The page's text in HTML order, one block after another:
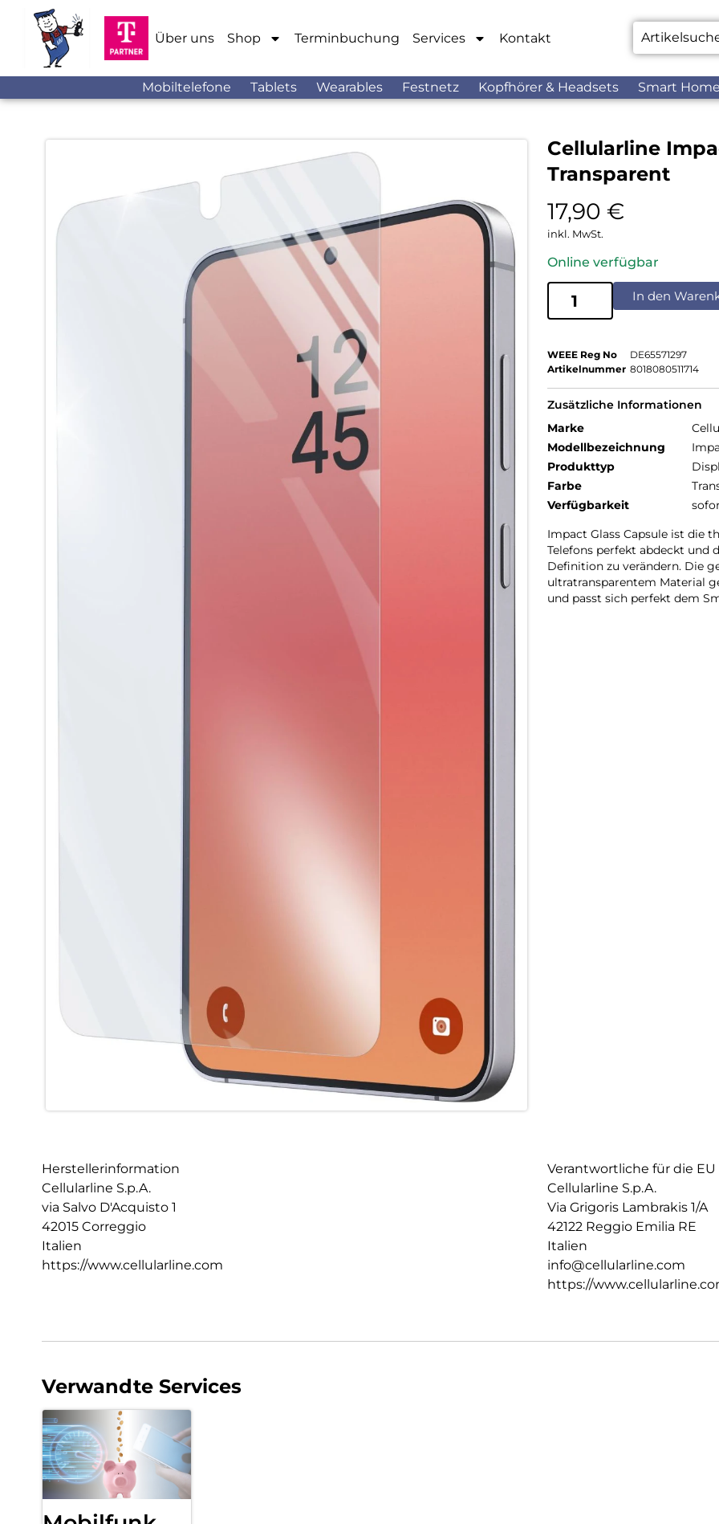
Über uns Shop Terminbuchung Services Kontakt
Mobiltelefone Tablets Wearables Festnetz Kopfhörer & Headsets Smart
Cellularline
Transparent
17,90 €
inkl. MwSt.
Online verfügbar
In den
WEEE Reg No
DE65571297
Artikelnummer 8018080511714
Zusätzliche Informationen
Marke
Modellbezeichnung
Produkttyp
Farbe
Verfügbarkeit
Impact Glass Capsule ist die
Telefons perfekt abdeckt und
Definition zu verändern. Die
ultratransparentem Material
und passt sich perfekt dem
Herstellerinformation
Cellularline S.p.A.
via Salvo D'Acquisto 1
42015 Correggio
Italien
https://www.cellularline.com
Verantwortliche für die EU
Cellularline S.p.A.
Via Grigoris Lambrakis 1/A
42122 Reggio Emilia RE
Italien
info@cellularline.com
https://
Verwandte Services